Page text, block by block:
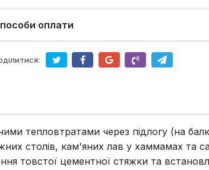
оплати
тепловтратами через підлогу (на
столів, кам'яних лав у хаммамах та
товстої цементної стяжки та